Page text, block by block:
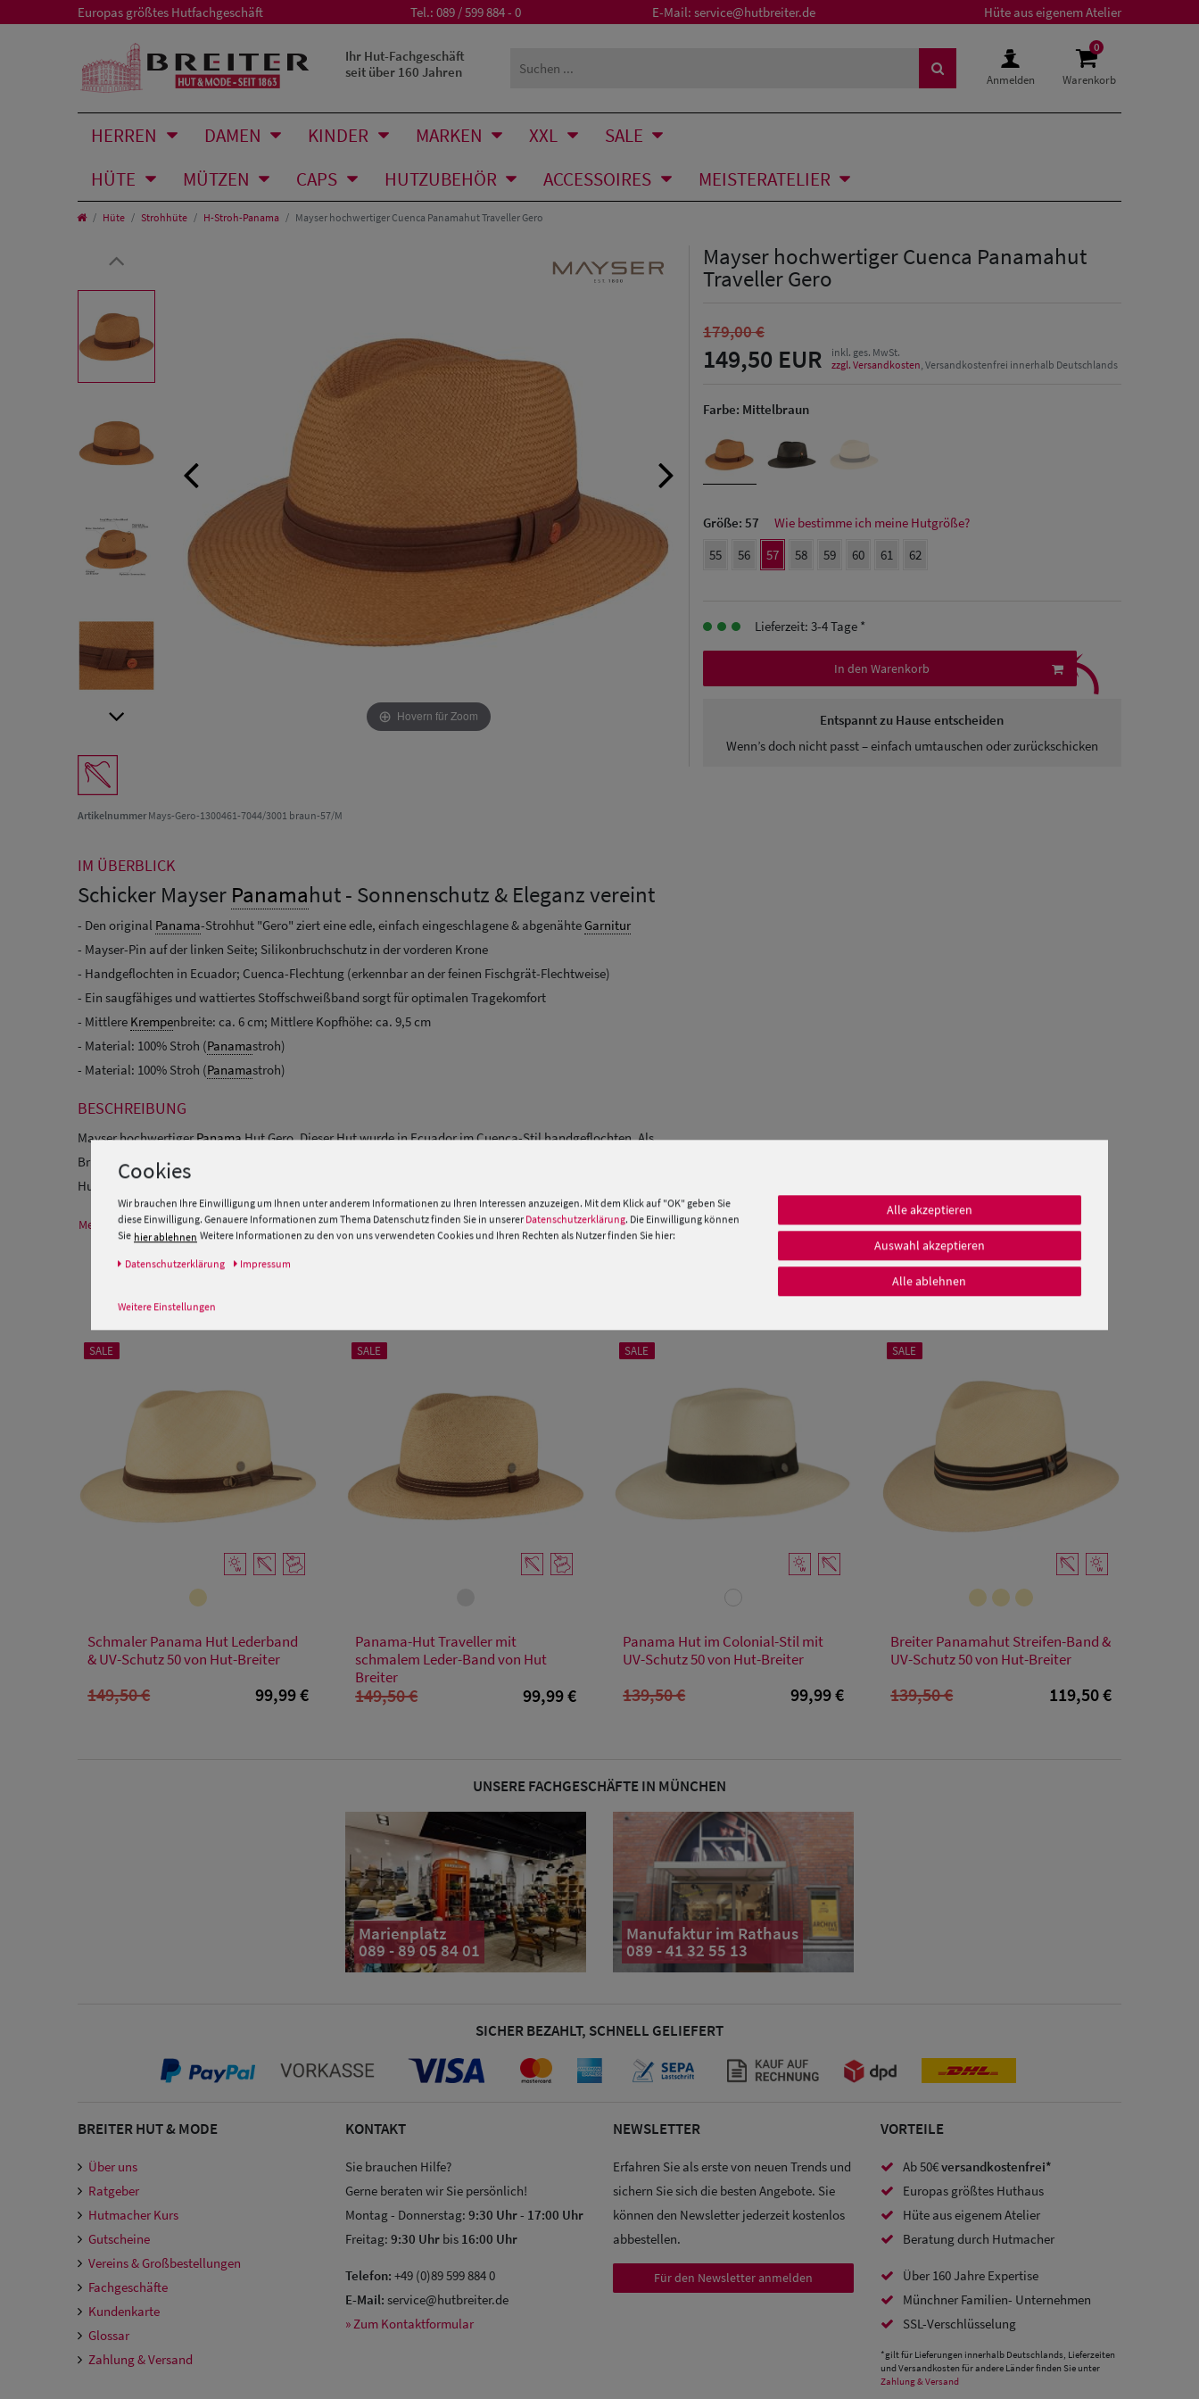
Europas größtes Hutfachgeschäft Tel.: 089 / 599 884 - 0 E-Mail: service@hutbreiter.de Hüte aus eigenem Atelier
Ihr Hut-Fachgeschäft
seit über 160 Jahren
Anmelden
0
Warenkorb
HERREN DAMEN KINDER MARKEN XXL
SALE
HÜTE
MÜTZEN CAPS HUTZUBEHÖR ACCESSOIRES MEISTERATELIER
Hüte Strohhüte H-Stroh-Panama Mayser hochwertiger Cuenca Panamahut Traveller Gero
Hovern für Zoom
ArtikelnummerMays-Gero-1300461-7044/3001 braun-57/M
Mayser hochwertiger Cuenca Panamahut
Traveller Gero
179,00 €
149,50 EUR
inkl. ges. MwSt.
zzgl. Versandkosten, Versandkostenfrei innerhalb Deutschlands
Farbe: Mittelbraun
Größe: 57
Wie bestimme ich meine Hutgröße?
55
56 57 58 59 60 61 62
Lieferzeit: 3-4 Tage *
In den Warenkorb
Entspannt zu Hause entscheiden
Wenn’s doch nicht passt – einfach umtauschen oder zurückschicken
⤹
IM ÜBERBLICK
Schicker Mayser Panamahut - Sonnenschutz & Eleganz vereint
- Den original Panama-Strohhut "Gero" ziert eine edle, einfach eingeschlagene & abgenähte Garnitur
- Mayser-Pin auf der linken Seite; Silikonbruchschutz in der vorderen Krone
- Handgeflochten in Ecuador; Cuenca-Flechtung (erkennbar an der feinen Fischgrät-Flechtweise)
- Ein saugfähiges und wattiertes Stoffschweißband sorgt für optimalen Tragekomfort
- Mittlere Krempenbreite: ca. 6 cm; Mittlere Kopfhöhe: ca. 9,5 cm
- Material: 100% Stroh (Panamastroh)
- Material: 100% Stroh (Panamastroh)
BESCHREIBUNG
Mayser hochwertigerPanamaHut Gero. Dieser Hut wurde in Ecuador im Cuenca-Stil handgeflochten. Als
Bruchschutz hat der Hut vorne innen im Kopf eine feine Silikonschicht, da dies die empfindlichste Stelle des
Hutes ist.
Mehr Informationen zum Hersteller und EU Verantwortlichen »
SALE
XL
Schmaler Panama Hut Lederband
& UV-Schutz 50 von Hut-Breiter
149,50 € 99,99 €
SALE
XL
Panama-Hut Traveller mit
schmalem Leder-Band von Hut
Breiter
149,50 € 99,99 €
SALE
M
Panama Hut im Colonial-Stil mit
UV-Schutz 50 von Hut-Breiter
139,50 € 99,99 €
SALE
S M L XXL
Breiter Panamahut Streifen-Band &
UV-Schutz 50 von Hut-Breiter
139,50 € 119,50 €
UNSERE FACHGESCHÄFTE IN MÜNCHEN
Marienplatz
089 - 89 05 84 01
Manufaktur im Rathaus
089 - 41 32 55 13
SICHER BEZAHLT, SCHNELL GELIEFERT
BREITER HUT & MODE
Über uns
Ratgeber
Hutmacher Kurs
Gutscheine
Vereins & Großbestellungen
Fachgeschäfte
Kundenkarte
Glossar
Zahlung & Versand
KONTAKT
Sie brauchen Hilfe?
Gerne beraten wir Sie persönlich!
Montag - Donnerstag: 9:30 Uhr- 17:00 Uhr
Freitag: 9:30 Uhr bis 16:00 Uhr
Telefon: +49 (0)89 599 884 0
E-Mail: service@hutbreiter.de
» Zum Kontaktformular
NEWSLETTER
Erfahren Sie als erste von neuen Trends und
sichern Sie sich die besten Angebote. Sie
können den Newsletter jederzeit kostenlos
abbestellen.
Für den Newsletter anmelden
VORTEILE
Ab 50€versandkostenfrei*
Europas größtes Huthaus
Hüte aus eigenem Atelier
Beratung durch Hutmacher
Über 160 Jahre Expertise
Münchner Familien- Unternehmen
SSL-Verschlüsselung
*gilt für Lieferungen innerhalb Deutschlands, Lieferzeiten
und Versandkosten für andere Länder finden Sie unter
Zahlung & Versand
Cookies
Wir brauchen Ihre Einwilligung um Ihnen unter anderem Informationen zu Ihren Interessen anzuzeigen. Mit dem Klick auf "OK" geben Sie
diese Einwilligung. Genauere Informationen zum Thema Datenschutz finden Sie in unserer Datenschutzerklärung. Die Einwilligung können
Sie hier ablehnen Weitere Informationen zu den von uns verwendeten Cookies und Ihren Rechten als Nutzer finden Sie hier:
Daten­schutz­erklärung Impressum
Weitere Einstellungen
Alle akzeptieren
Auswahl akzeptieren
Alle ablehnen